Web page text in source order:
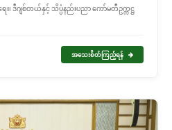
နှင့် သိပ္ပံနည်းပညာ ကော်မတီဥက္ကဋ္ဌ
အသေးစိတ်ကြည့်ရန်